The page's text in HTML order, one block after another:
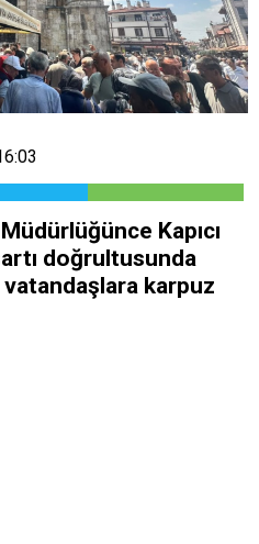
Kapıcı
doğrultusunda
vatandaşlara karpuz